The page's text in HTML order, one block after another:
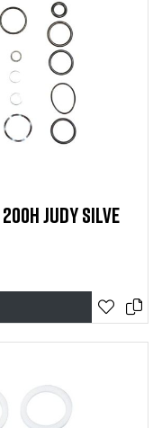
JUDY SILVE